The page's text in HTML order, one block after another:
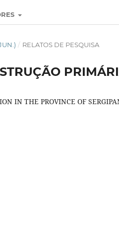
/ RELATOS DE PESQUISA
IN THE PROVINCE OF